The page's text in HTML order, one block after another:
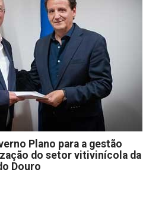
Plano para a gestão
do setor vitivinícola da
Douro